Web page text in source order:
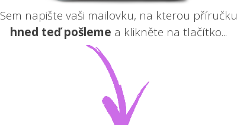
Sem napište vaši mailovku, na kterou příručku
hned teď pošleme a klikněte na tlačítko...